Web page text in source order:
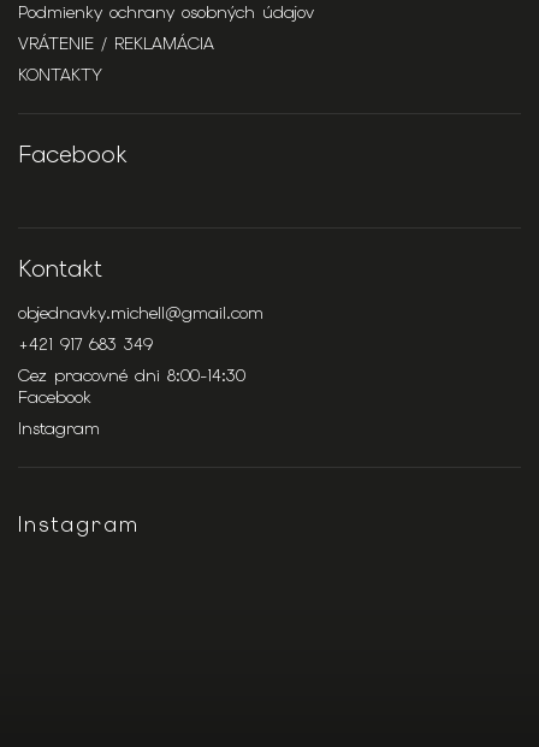
Podmienky ochrany osobných údajov
VRÁTENIE / REKLAMÁCIA
KONTAKTY
Facebook
Kontakt
objednavky.michell@gmail.com
+421 917 683 349
Cez pracovné dni 8:00-14:30
Facebook
Instagram
Instagram